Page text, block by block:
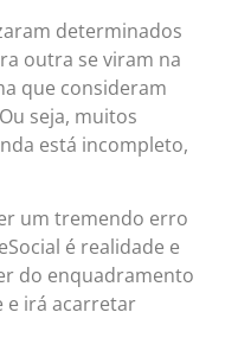
determinados
outra se viram na
que consideram
seja, muitos
está incompleto,
um tremendo erro
é realidade e
do enquadramento
e irá acarretar